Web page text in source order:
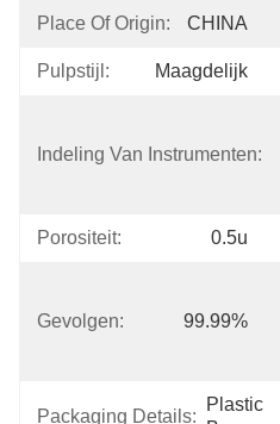
Place Of Origin: CHINA
Pulpstijl: Maagdelijk
Indeling Van Instrumenten:
Porositeit: 0.5u
Gevolgen: 99.99%
Packaging Details:
Plastic